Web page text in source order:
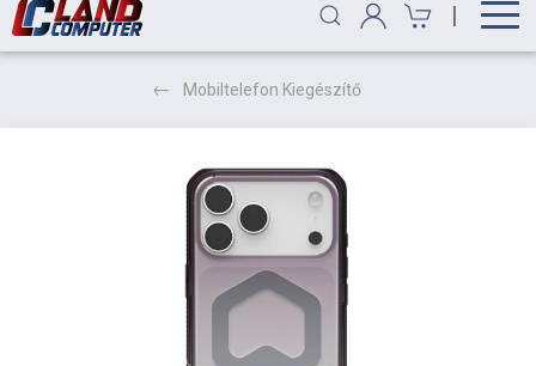
|
Mobiltelefon Kiegészítő